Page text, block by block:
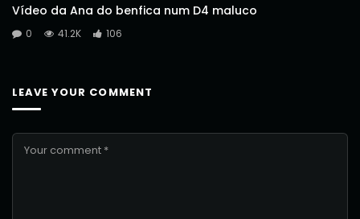
Vídeo da Ana do benfica num D4 maluco
0 41.2K 106
LEAVE YOUR COMMENT